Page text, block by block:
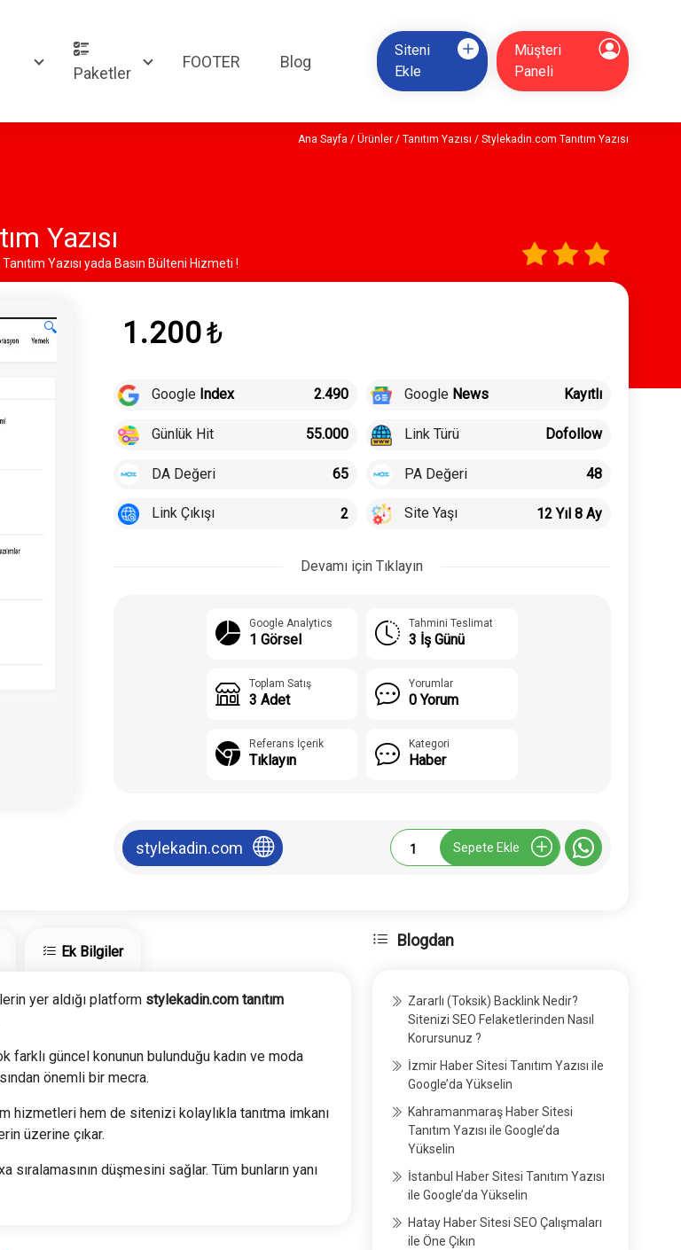
Paketler
FOOTER Blog
Siteni
Ekle
Müşteri
Paneli
Ana Sayfa / Ürünler/ Tanıtım Yazısı / Stylekadin.com Tanıtım Yazısı
Yazısı
Tanıtım Yazısı yada Basın Bülteni Hizmeti !
🔍 1.200₺
Google Index 2.490 Google News Kayıtlı
Günlük Hit 55.000 Link Türü Dofollow
DA Değeri 65 PA Değeri 48
Link Çıkışı 2 Site Yaşı 12 Yıl 8 Ay
Devamı için Tıklayın
Google Analytics
1 Görsel
Tahmini Teslimat
3 İş Günü
Toplam Satış
3 Adet
Yorumlar
0 Yorum
Referans İçerik
Tıklayın
Kategori
Haber
stylekadin.com
Stylekadin.com
Tanıtım
Sepete Ekle
Ek Bilgiler
yer aldığı platform stylekadin.com tanıtım
güncel konunun bulunduğu kadın ve moda
önemli bir mecra.
hizmetleri hem de sitenizi kolaylıkla tanıtma imkanı
üzerine çıkar.
sıralamasının düşmesini sağlar. Tüm bunların yanı
Blogdan
Zararlı (Toksik) Backlink Nedir?
Sitenizi SEO Felaketlerinden Nasıl
Korursunuz ?
İzmir Haber Sitesi Tanıtım Yazısı ile
Google’da Yükselin
Kahramanmaraş Haber Sitesi
Tanıtım Yazısı ile Google’da
Yükselin
İstanbul Haber Sitesi Tanıtım Yazısı
ile Google’da Yükselin
Hatay Haber Sitesi SEO Çalışmaları
ile Öne Çıkın